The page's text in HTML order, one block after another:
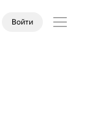
Войти